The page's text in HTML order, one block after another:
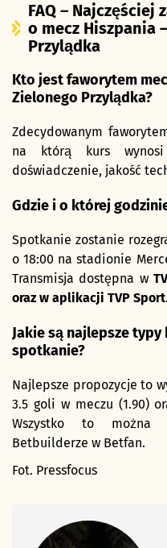
FAQ – Najczęściej
o mecz Hiszpania
Przylądka
Kto jest faworytem
Zielonego Przylądka?
Zdecydowanym
na którą kurs
doświadczenie, jakość
Gdzie i o której
Spotkanie zostanie
o 18:00 na stadionie
Transmisja dostępna w
oraz w aplikacji TVP Sport
Jakie są najlepsze
spotkanie?
Najlepsze propozycje to
3.5 goli w meczu (1.90)
Wszystko to można
Betbuilderze w Betfan.
Fot. Pressfocus